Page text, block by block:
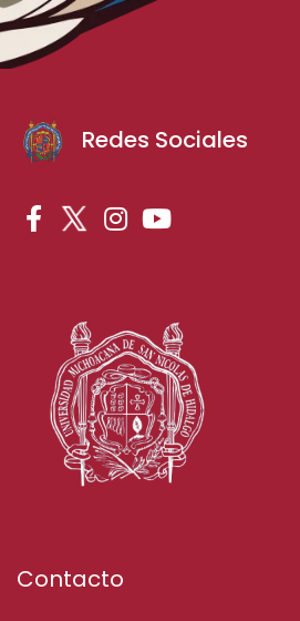
Redes Sociales
Contacto